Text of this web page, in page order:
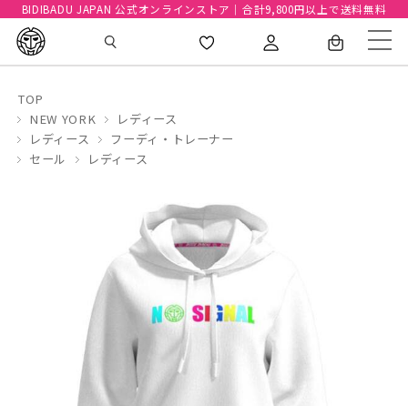
BIDIBADU JAPAN 公式オンラインストア｜合計9,800円以上で送料無料
TOP
NEW YORK
レディース
レディース
フーディ・トレーナー
セール
レディース